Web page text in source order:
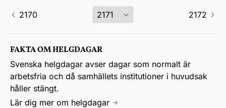
2170 2172
FAKTA OM HELGDAGAR
Svenska helgdagar avser dagar som normalt är
arbetsfria och då samhällets institutioner i huvudsak
håller stängt.
Lär dig mer om helgdagar